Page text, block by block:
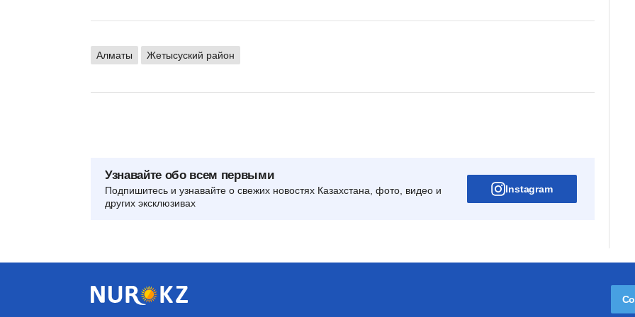
Алматы Жетысуский район
Узнавайте обо всем первыми
Подпишитесь и узнавайте о свежих новостях Казахстана, фото, видео и
других эксклюзивах
Instagram